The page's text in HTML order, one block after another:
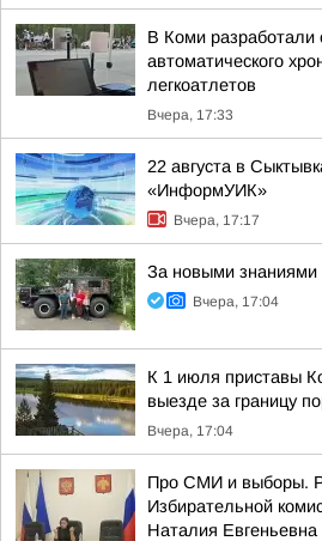
В Коми разработали
автоматического
легкоатлетов
Вчера, 17:33
22 августа в
«ИнформУИК»
Вчера, 17:17
За новыми знаниями
Вчера, 17:04
К 1 июля приставы
выезде за границу
Вчера, 17:04
Про СМИ и выборы.
Избирательной
Наталия